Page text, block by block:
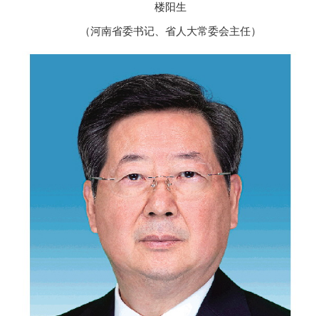
楼阳生
（河南省委书记、省人大常委会主任）